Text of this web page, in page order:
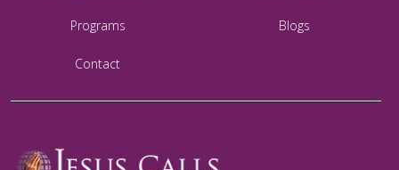
Programs Blogs
Contact